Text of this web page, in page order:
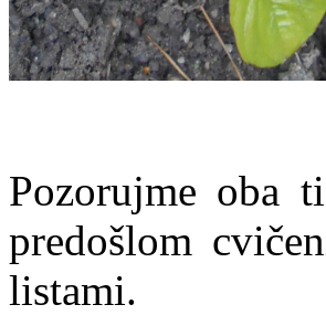
Pozorujme oba
predošlom
listami.